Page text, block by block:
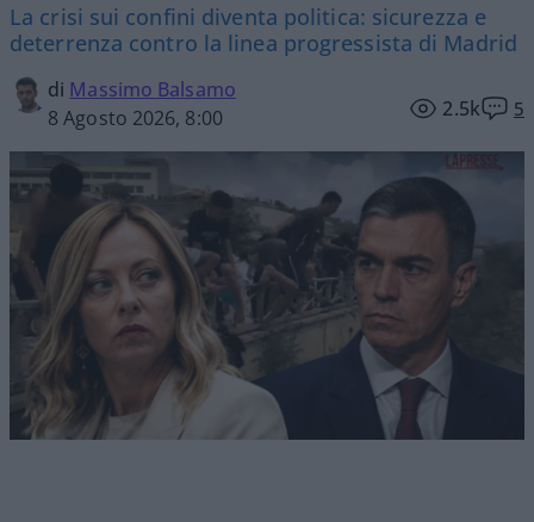
La crisi sui confini diventa politica: sicurezza e
deterrenza contro la linea progressista di Madrid
di Massimo Balsamo
8 Agosto 2026, 8:00
2.5k 5